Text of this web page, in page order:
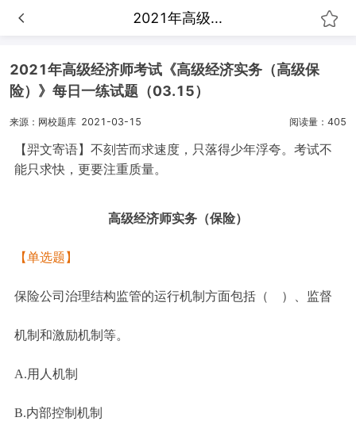
2021年高级...
2021年高级经济师考试《高级经济实务（高级保
险）》每日一练试题（03.15）
来源：网校题库 2021-03-15 阅读量：405
【羿文寄语】不刻苦而求速度，只落得少年浮夸。考试不
能只求快，更要注重质量。
高级经济师实务（保险）
【单选题】
保险公司治理结构监管的运行机制方面包括（ ）、监督
机制和激励机制等。
A.用人机制
B.内部控制机制